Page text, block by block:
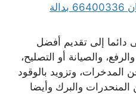
ونش كرين سطحة ام الهيمان 66400336 بدالة
إلى تقديم أفضل
والصيانة أو التصليح،
المدخرات، وتزويد بالوقود
والبرك وأيضا